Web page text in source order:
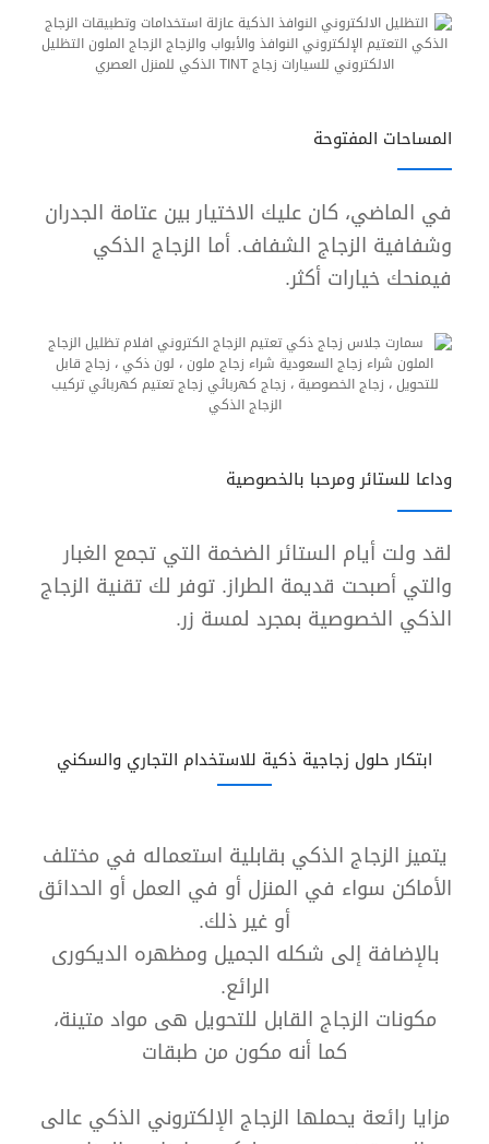
المساحات المفتوحة
في الماضي، كان عليك الاختيار بين عتامة الجدران
وشفافية الزجاج الشفاف. أما الزجاج الذكي
فيمنحك خيارات أكثر.
وداعا للستائر ومرحبا بالخصوصية
لقد ولت أيام الستائر الضخمة التي تجمع الغبار
والتي أصبحت قديمة الطراز. توفر لك تقنية الزجاج
الذكي الخصوصية بمجرد لمسة زر.
ابتكار حلول زجاجية ذكية للاستخدام التجاري والسكني
يتميز الزجاج الذكي بقابلية استعماله في مختلف
الأماكن سواء في المنزل أو في العمل أو الحدائق
أو غير ذلك.
بالإضافة إلى شكله الجميل ومظهره الديكورى
الرائع.
مكونات الزجاج القابل للتحويل هى مواد متينة،
كما أنه مكون من طبقات
مزايا رائعة يحملها الزجاج الإلكتروني الذكي عالى